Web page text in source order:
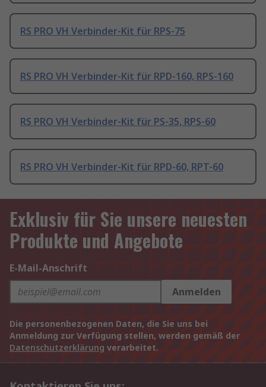
RS PRO VH Verbinder-Kit für RPS-75
RS PRO VH Verbinder-Kit für RPD-160, RPS-160
RS PRO VH Verbinder-Kit für PS-35, RPS-60
RS PRO VH Verbinder-Kit für RPD-60, RPT-60
Exklusiv für Sie unsere neuesten
Produkte und Angebote
E-Mail-Anschrift
Anmelden
Die personenbezogenen Daten, die Sie uns bei
Anmeldung zur Verfügung stellen, werden gemäß der
Datenschutzerklärung verarbeitet.